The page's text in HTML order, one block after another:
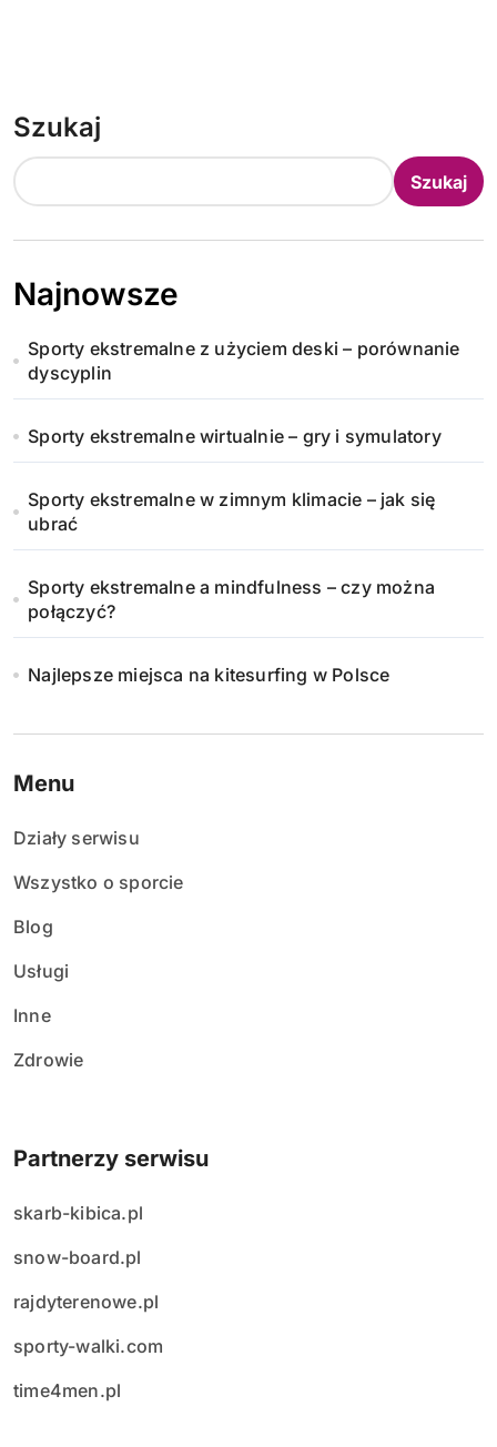
Szukaj
Szukaj
Najnowsze
Sporty ekstremalne z użyciem deski – porównanie
dyscyplin
Sporty ekstremalne wirtualnie – gry i symulatory
Sporty ekstremalne w zimnym klimacie – jak się
ubrać
Sporty ekstremalne a mindfulness – czy można
połączyć?
Najlepsze miejsca na kitesurfing w Polsce
Menu
Działy serwisu
Wszystko o sporcie
Blog
Usługi
Inne
Zdrowie
Partnerzy serwisu
skarb-kibica.pl
snow-board.pl
rajdyterenowe.pl
sporty-walki.com
time4men.pl